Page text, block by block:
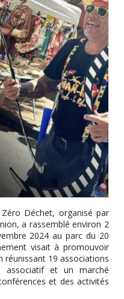
Déchet, organisé par
a rassemblé environ 2
2024 au parc du 20
visait à promouvoir
réunissant 19 associations
et un marché
et des activités